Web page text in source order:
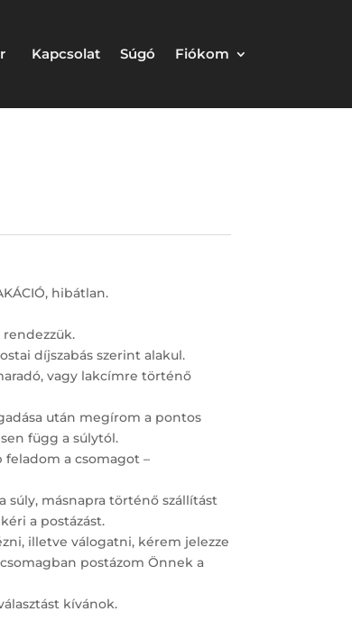
Kapcsolat Súgó Fiókom
hibátlan.
díjszabás szerint alakul.
vagy lakcímre történő
után megírom a pontos
függ a súlytól.
feladom a csomagot –
súly, másnapra történő szállítást
a postázást.
illetve válogatni, kérem jelezze
postázom Önnek a
kívánok.